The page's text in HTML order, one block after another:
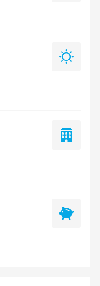
Léto
Pouze
Nejlevnější